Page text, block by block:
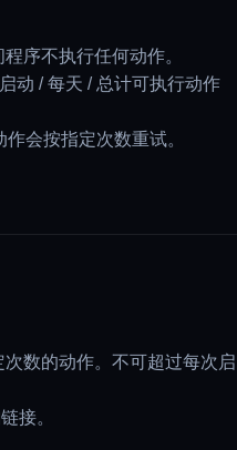
序不执行任何动作。
动 / 每天 / 总计可执行动作
会按指定次数重试。
数的动作。不可超过每次启
接。